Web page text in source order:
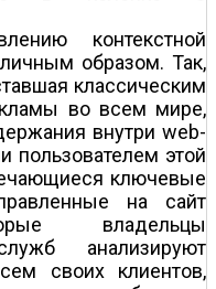
контекстной
образом. Так,
классическим
во всем мире,
внутри web-
пользователем этой
ключевые
на сайт
владельцы
анализируют
своих клиентов,